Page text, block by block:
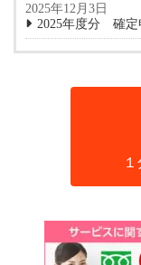
2025年12月3日
2025年度分 確定